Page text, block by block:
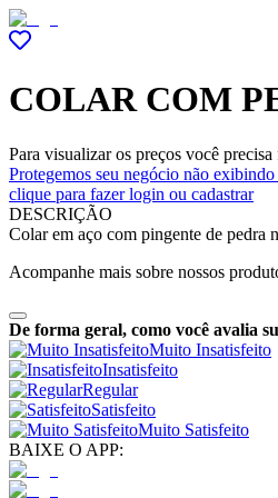
COLAR COM
Para visualizar os preços você
Protegemos seu negócio não
clique para fazer login ou cadastrar
DESCRIÇÃO
Colar em aço com pingente de pedra
Acompanhe mais sobre nossos
De forma geral, como você avalia
Muito Insatisfeito
Insatisfeito
Regular
Satisfeito
Muito Satisfeito
BAIXE O APP: